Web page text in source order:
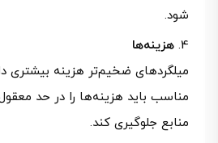
شود.
هزینه‌ها
میلگردهای ضخیم‌تر هزینه بیشتری
مناسب باید هزینه‌ها را در حد
منابع جلوگیری کند.